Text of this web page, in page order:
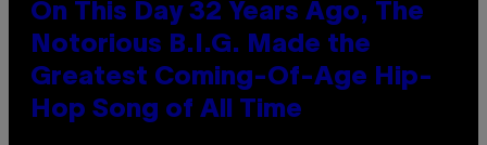
On This Day 32 Years Ago, The
Notorious B.I.G. Made the
Greatest Coming-Of-Age Hip-
Hop Song of All Time